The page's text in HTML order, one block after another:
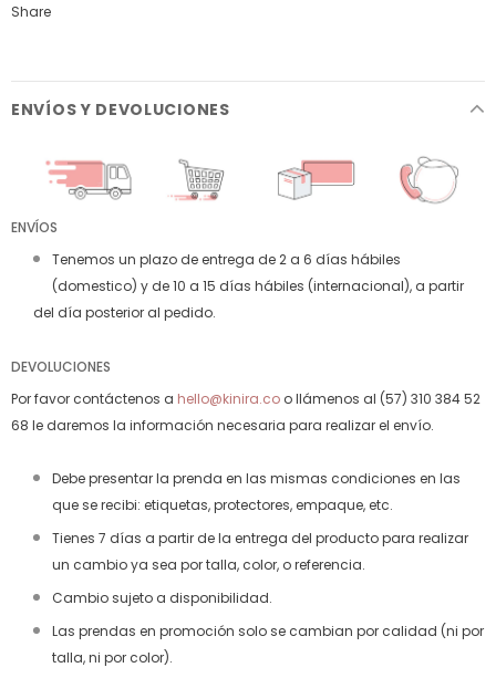
Share
ENVÍOS Y DEVOLUCIONES
ENVÍOS
Tenemos un plazo de entrega de 2 a 6 días hábiles
(domestico) y de 10 a 15 días hábiles (internacional), a partir
del día posterior al pedido.
DEVOLUCIONES
Por favor contáctenos a hello@kinira.co o llámenos al (57) 310 384 52
68 le daremos la información necesaria para realizar el envío.
Debe presentar la prenda en las mismas condiciones en las
que se recibi: etiquetas, protectores, empaque, etc.
Tienes 7 días a partir de la entrega del producto para realizar
un cambio ya sea por talla, color, o referencia.
Cambio sujeto a disponibilidad.
Las prendas en promoción solo se cambian por calidad (ni por
talla, ni por color).